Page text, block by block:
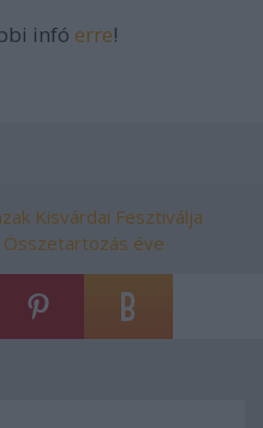
infó erre!
Kisvárdai Fesztiválja
Összetartozás éve